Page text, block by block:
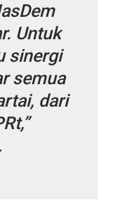
Untuk
sinergi
semua
dari